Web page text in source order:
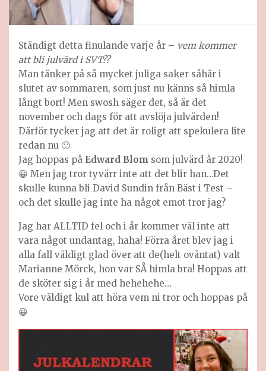
Ständigt detta finulande varje år – vem kommer
att bli julvärd i SVT??
Man tänker på så mycket juliga saker såhär i
slutet av sommaren, som just nu känns så himla
långt bort! Men swosh säger det, så är det
november och dags för att avslöja julvärden!
Därför tycker jag att det är roligt att spekulera lite
redan nu 🙂
Jag hoppas på Edward Blom som julvärd år 2020!
😀 Men jag tror tyvärr inte att det blir han…Det
skulle kunna bli David Sundin från Bäst i Test –
och det skulle jag inte ha något emot tror jag?
Jag har ALLTID fel och i år kommer väl inte att
vara något undantag, haha! Förra året blev jag i
alla fall väldigt glad över att de(helt oväntat) valt
Marianne Mörck, hon var SÅ himla bra! Hoppas att
de sköter sig i år med hehehehe…
Vore väldigt kul att höra vem ni tror och hoppas på
😀